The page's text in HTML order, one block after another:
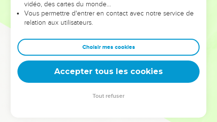
sont elles qui les ont façonnés.
Dans cette conférence, leaders, entrepreneurs, et responsables
clés pour avancer avec plus de sagesse afin que leurs erreurs
deviennent vos tremplins. Que vous guidiez un ministère, une
équipe, un groupe ou une famille, leur expérience est faite
vidéo, des cartes du monde…
Vous permettre d'entrer en contact avec notre service de
relation aux utilisateurs.
Choisir mes cookies
Accepter tous les cookies
Tout refuser